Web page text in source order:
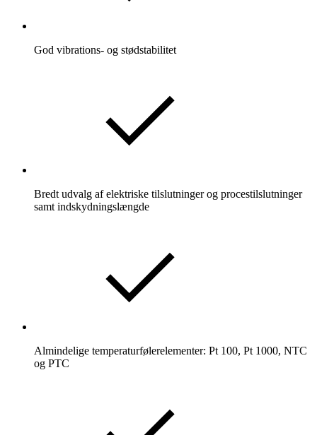
God vibrations- og stødstabilitet
Bredt udvalg af elektriske tilslutninger og procestilslutninger
samt indskydningslængde
Almindelige temperaturfølerelementer: Pt 100, Pt 1000, NTC
og PTC